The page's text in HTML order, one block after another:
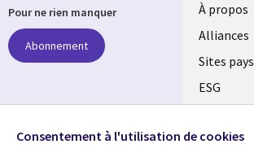
À propos
Alliances
Sites pays
ESG
Fusions
Pour ne rien manquer
Abonnement
Suivez-nous
Consentement à l'utilisation de cookies